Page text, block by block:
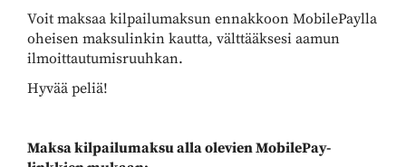
Voit maksaa kilpailumaksun ennakkoon MobilePaylla
oheisen maksulinkin kautta, välttääksesi aamun
ilmoittautumisruuhkan.
Hyvää peliä!
Maksa kilpailumaksu alla olevien MobilePay-